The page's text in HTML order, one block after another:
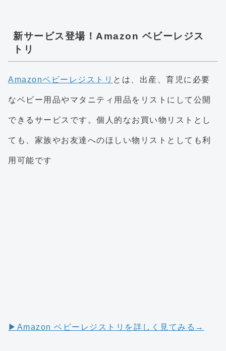
新サービス登場！Amazon ベビーレジス
トリ
Amazonベビーレジストリ とは、出産、育児に必要
なベビー用品やマタニティ用品をリストにして公開
できるサービスです。個人的なお買い物リストとし
ても、家族やお友達へのほしい物リストとしても利
用可能です
▶︎Amazon ベビーレジストリを詳しく見てみる→